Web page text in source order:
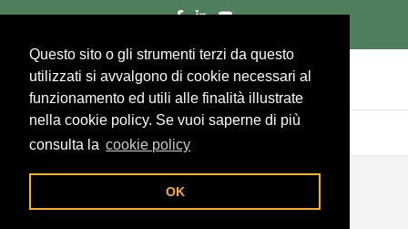
Questo sito o gli strumenti terzi da questo
utilizzati si avvalgono di cookie necessari al
funzionamento ed utili alle finalità illustrate
nella cookie policy. Se vuoi saperne di più
consulta la cookie policy
OK
Notizie recenti